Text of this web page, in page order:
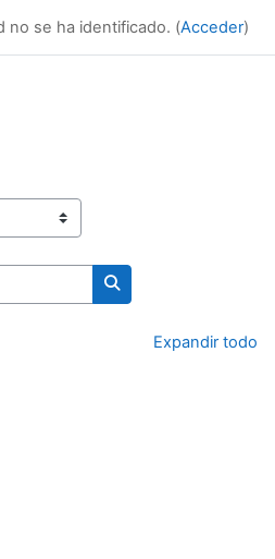
no se ha identificado. (Acceder)
Buscar cursos
Expandir todo